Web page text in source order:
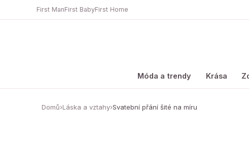
First ManFirst BabyFirst Home
Móda a trendy Krása
Domů›Láska a vztahy›Svatební přání šité na míru